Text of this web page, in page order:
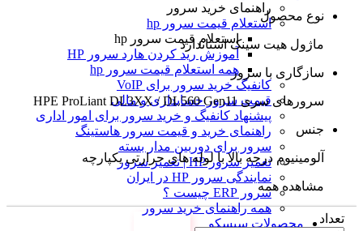
راهنمای خرید سرور
استعلام قیمت سرور hp
استعلام قیمت سرور hp
آموزش ريد كردن هارد سرور HP
همه استعلام قیمت سرور hp
کانفیگ خرید سرور برای VoIP
قیمت سرور حسابداری و مالی
پیشنهاد کانفیگ و خرید سرور برای امور اداری
راهنمای خرید و قیمت سرور هاستینگ
سرور برای دوربین مدار بسته
تعمیر سرور HP | تعمیر سرور
نمایندگی سرور HP در ایران
سرور ERP چیست ؟
همه راهنمای خرید سرور
محصولات سیسکو
نوع محصول
ماژول هیت سینک استاندارد
سازگاری با سرور
سرورهای سری HPE ProLiant DL3XX / DL560 Gen11
جنس
آلومینیوم درجه بالا با لوله های حرارتی یکپارچه
مشاهده همه
تعداد